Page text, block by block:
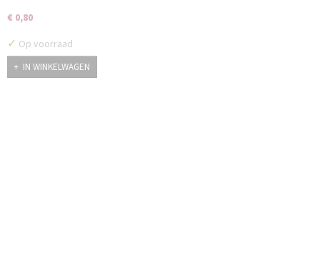
€ 0,80
✓ Op voorraad
IN WINKELWAGEN